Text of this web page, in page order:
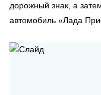
дорожный знак, а
автомобиль «Лада